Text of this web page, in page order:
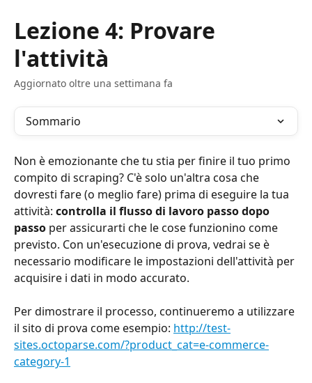
Lezione 4: Provare
l'attività
Aggiornato oltre una settimana fa
Sommario
Non è emozionante che tu stia per finire il tuo primo
compito di scraping? C'è solo un'altra cosa che
dovresti fare (o meglio fare) prima di eseguire la tua
attività: controlla il flusso di lavoro passo dopo
passo per assicurarti che le cose funzionino come
previsto. Con un'esecuzione di prova, vedrai se è
necessario modificare le impostazioni dell'attività per
acquisire i dati in modo accurato.
Per dimostrare il processo, continueremo a utilizzare
il sito di prova come esempio: http://test-
sites.octoparse.com/?product_cat=e-commerce-
category-1